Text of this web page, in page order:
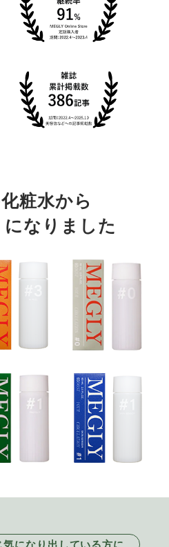
粧水から
なりました
気になり出している方に